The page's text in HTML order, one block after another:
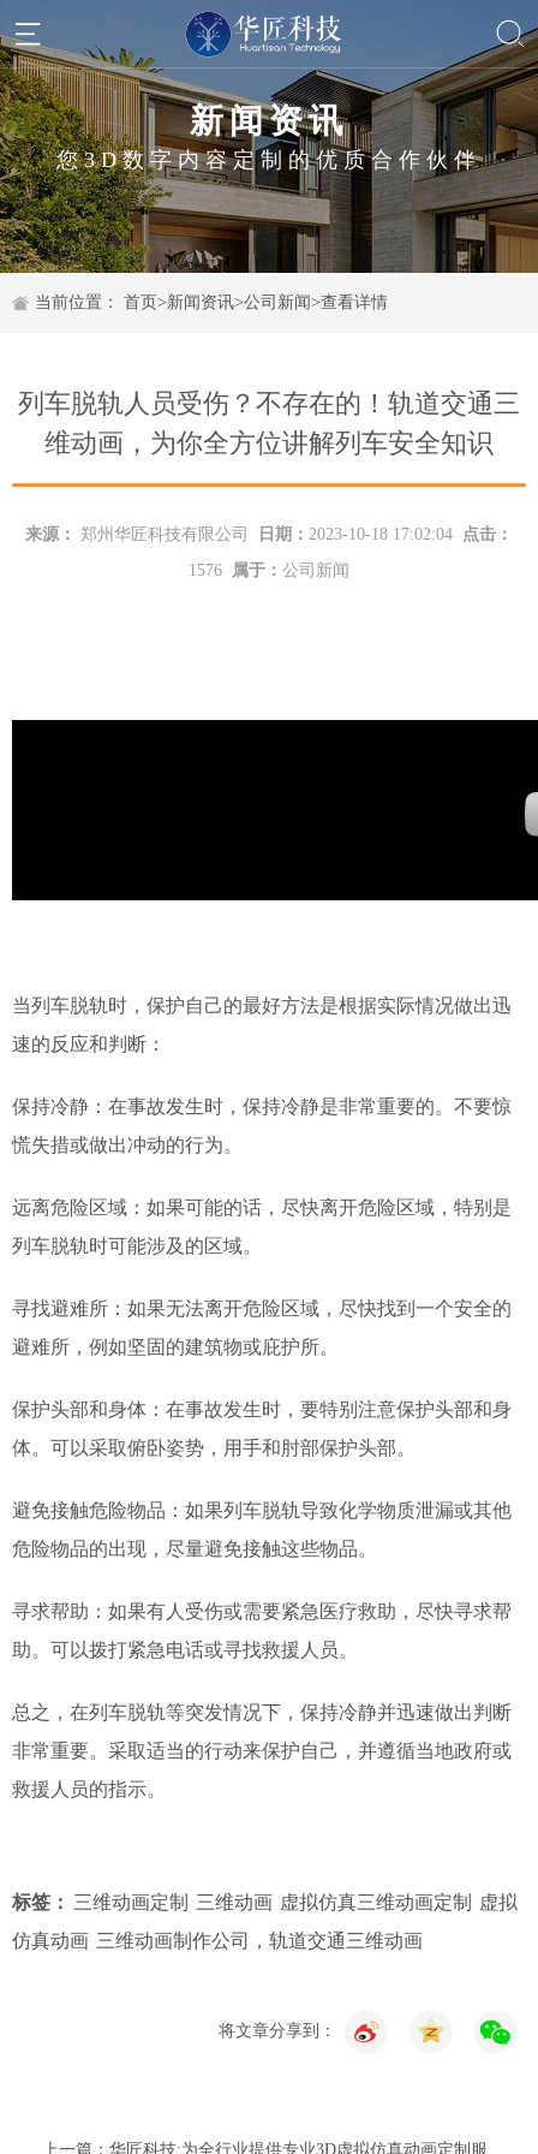
新闻资讯
您3D数字内容定制的优质合作伙伴
当前位置： 首页>新闻资讯>公司新闻>查看详情
列车脱轨人员受伤？不存在的！轨道交通三
维动画，为你全方位讲解列车安全知识
来源： 郑州华匠科技有限公司 日期： 2023-10-18 17:02:04
点击：
1576
属于： 公司新闻
当列车脱轨时，保护自己的最好方法是根据实际情况做出迅
速的反应和判断：
保持冷静：在事故发生时，保持冷静是非常重要的。不要惊
慌失措或做出冲动的行为。
远离危险区域：如果可能的话，尽快离开危险区域，特别是
列车脱轨时可能涉及的区域。
寻找避难所：如果无法离开危险区域，尽快找到一个安全的
避难所，例如坚固的建筑物或庇护所。
保护头部和身体：在事故发生时，要特别注意保护头部和身
体。可以采取俯卧姿势，用手和肘部保护头部。
避免接触危险物品：如果列车脱轨导致化学物质泄漏或其他
危险物品的出现，尽量避免接触这些物品。
寻求帮助：如果有人受伤或需要紧急医疗救助，尽快寻求帮
助。可以拨打紧急电话或寻找救援人员。
总之，在列车脱轨等突发情况下，保持冷静并迅速做出判断
非常重要。采取适当的行动来保护自己，并遵循当地政府或
救援人员的指示。
标签： 三维动画定制 三维动画 虚拟仿真三维动画定制
虚拟
仿真动画 三维动画制作公司，轨道交通三维动画
将文章分享到：
上一篇：华匠科技:为全行业提供专业3D虚拟仿真动画定制服